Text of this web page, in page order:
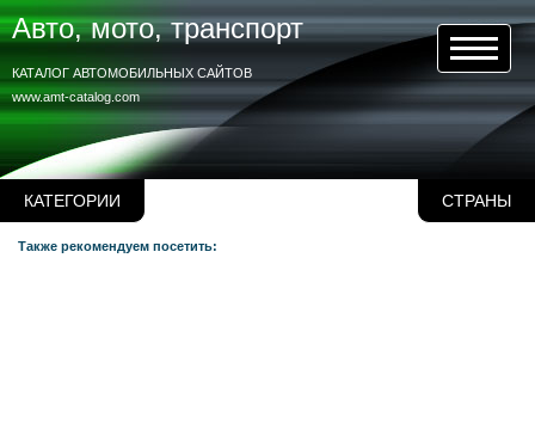
КАТЕГОРИИ СТРАНЫ
Авто, мото, транспорт
www.amt-catalog.com
КАТАЛОГ АВТОМОБИЛЬНЫХ САЙТОВ
Также рекомендуем посетить: